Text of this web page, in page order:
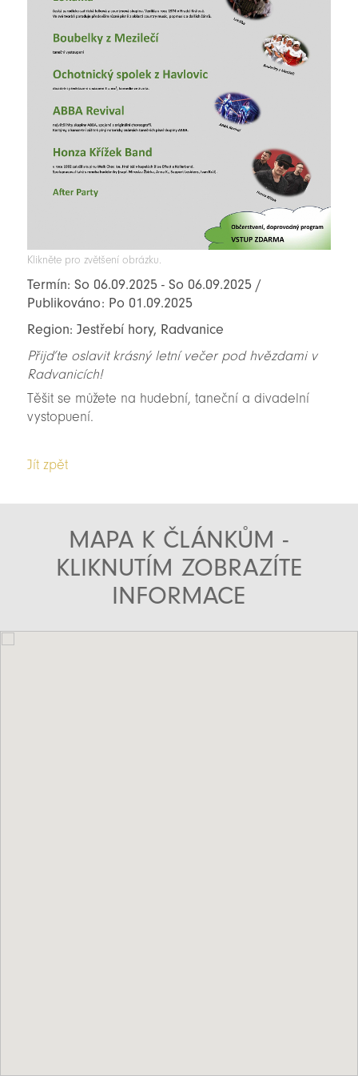
Klikněte pro zvětšení obrázku.
Termín: So 06.09.2025 - So 06.09.2025 /
Publikováno: Po 01.09.2025
Region: Jestřebí hory, Radvanice
Přijďte oslavit krásný letní večer pod hvězdami v
Radvanicích!
Těšit se můžete na hudební, taneční a divadelní
vystopuení.
Jít zpět
MAPA K ČLÁNKŮM -
KLIKNUTÍM ZOBRAZÍTE
INFORMACE